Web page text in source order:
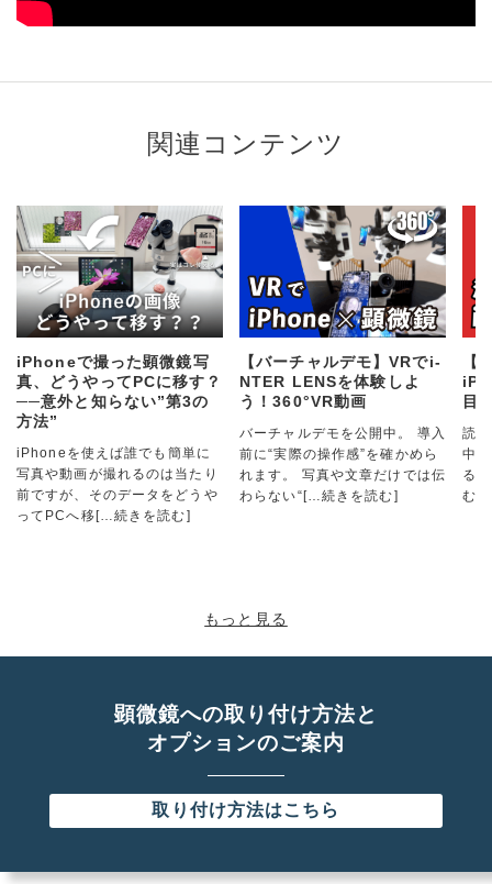
関連コンテンツ
iPhoneで撮った顕微鏡写
真、どうやってPCに移す？
──意外と知らない”第3の
方法”
iPhoneを使えば誰でも簡単に
写真や動画が撮れるのは当たり
前ですが、そのデータをどうや
ってPCへ移 […続きを読む]
【バーチャルデモ】VRでi-
NTER LENSを体験しよ
う！360°VR動画
バーチャルデモを公開中。 導入
前に“実際の操作感”を確かめら
れます。 写真や文章だけでは伝
わらない“ […続きを読む]
【
目
読
中
る
む]
もっと見る
顕微鏡への取り付け方法と
オプションのご案内
取り付け方法はこちら